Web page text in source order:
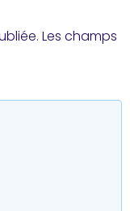
Les champs